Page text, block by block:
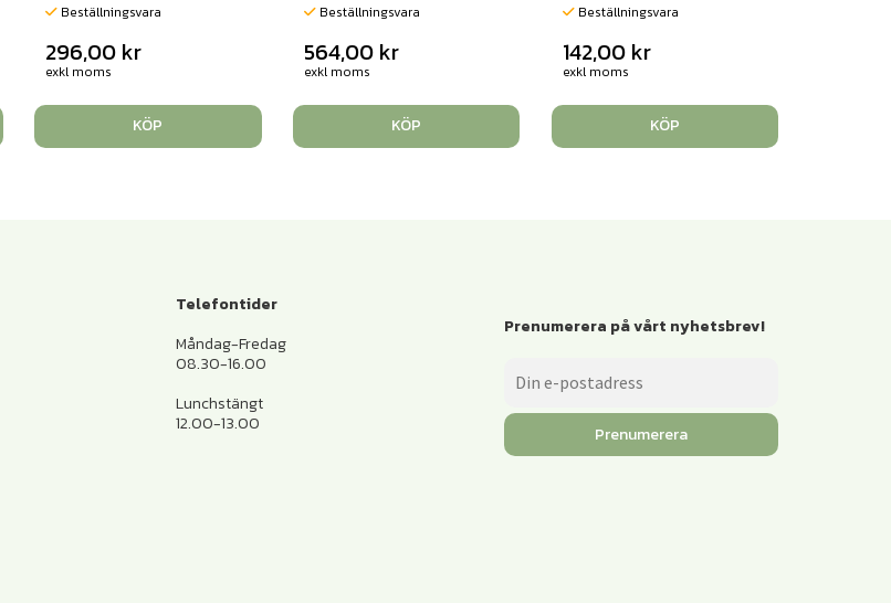
Beställningsvara
296,00 kr
exkl moms
KÖP
Beställningsvara
564,00 kr
exkl moms
KÖP
Beställningsvara
142,00 kr
exkl moms
KÖP
Telefontider
Måndag-Fredag
08.30-16.00
Lunchstängt
12.00-13.00
Prenumerera på vårt nyhetsbrev!
Prenumerera